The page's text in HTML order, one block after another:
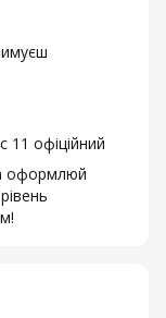
11 офіційний
оформлюй